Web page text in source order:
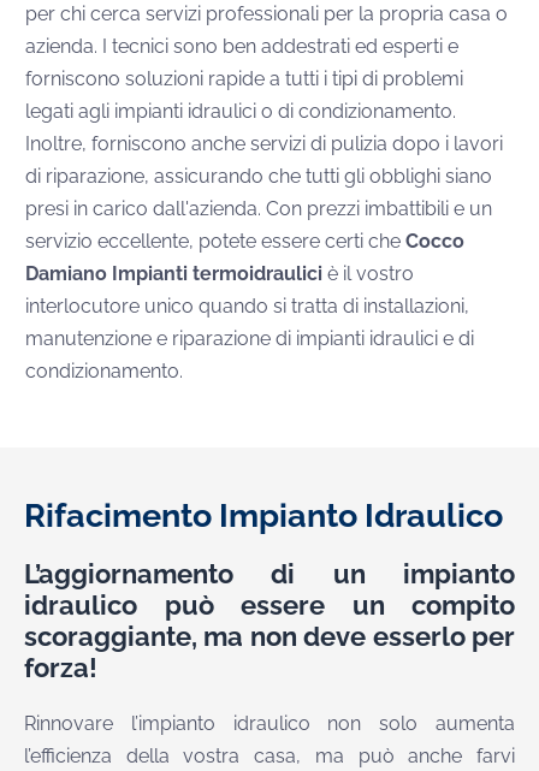
per chi cerca servizi professionali per la propria casa o
azienda. I tecnici sono ben addestrati ed esperti e
forniscono soluzioni rapide a tutti i tipi di problemi
legati agli impianti idraulici o di condizionamento.
Inoltre, forniscono anche servizi di pulizia dopo i lavori
di riparazione, assicurando che tutti gli obblighi siano
presi in carico dall'azienda.Con prezzi imbattibili e un
servizio eccellente, potete essere certi cheCocco
Damiano Impianti termoidraulici è il vostro
interlocutore unico quando si tratta di installazioni,
manutenzione e riparazione di impianti idraulici e di
condizionamento.
Rifacimento Impianto Idraulico
L’aggiornamento di un impianto
idraulico può essere un compito
scoraggiante, ma non deve esserlo per
forza!
Rinnovare l’impianto idraulico non solo aumenta
l’efficienza della vostra casa, ma può anche farvi